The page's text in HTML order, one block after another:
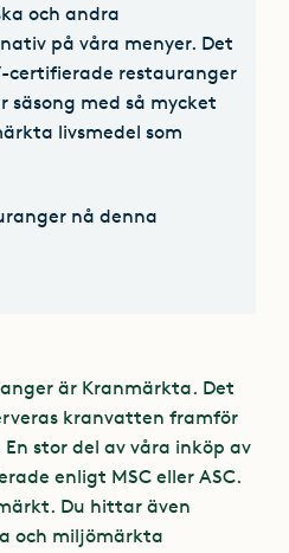
och andra
på våra menyer. Det
certifierade restauranger
med så mycket
livsmedel som
nå denna
är Kranmärkta. Det
kranvatten framför
stor del av våra inköp av
enligt MSC eller ASC.
Du hittar även
och miljömärkta